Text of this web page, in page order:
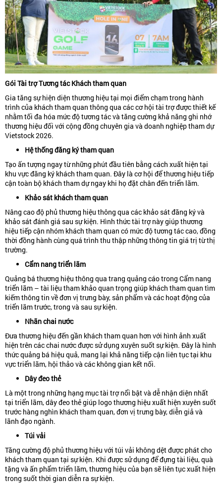
Gói Tài trợ Tương tác Khách tham quan
Gia tăng sự hiện diện thương hiệu tại mọi điểm chạm trong hành
trình của khách tham quan thông qua các cơ hội tài trợ được thiết kế
nhằm tối đa hóa mức độ tương tác và tăng cường khả năng ghi nhớ
thương hiệu đối với cộng đồng chuyên gia và doanh nghiệp tham dự
Vietstock 2026.
Hệ thống đăng ký tham quan
Tạo ấn tượng ngay từ những phút đầu tiên bằng cách xuất hiện tại
khu vực đăng ký khách tham quan. Đây là cơ hội để thương hiệu tiếp
cận toàn bộ khách tham dự ngay khi họ đặt chân đến triển lãm.
Khảo sát khách tham quan
Nâng cao độ phủ thương hiệu thông qua các khảo sát đăng ký và
khảo sát đánh giá sau sự kiện. Hình thức tài trợ này giúp thương
hiệu tiếp cận nhóm khách tham quan có mức độ tương tác cao, đồng
thời đồng hành cùng quá trình thu thập những thông tin giá trị từ thị
trường.
Cẩm nang triển lãm
Quảng bá thương hiệu thông qua trang quảng cáo trong Cẩm nang
triển lãm – tài liệu tham khảo quan trọng giúp khách tham quan tìm
kiếm thông tin về đơn vị trưng bày, sản phẩm và các hoạt động của
triển lãm trước, trong và sau sự kiện.
Nhãn chai nước
Đưa thương hiệu đến gần khách tham quan hơn với hình ảnh xuất
hiện trên các chai nước được sử dụng xuyên suốt sự kiện. Đây là hình
thức quảng bá hiệu quả, mang lại khả năng tiếp cận liên tục tại khu
vực triển lãm, hội thảo và các không gian kết nối.
Dây đeo thẻ
Là một trong những hạng mục tài trợ nổi bật và dễ nhận diện nhất
tại triển lãm, dây đeo thẻ giúp logo thương hiệu xuất hiện xuyên suốt
trước hàng nghìn khách tham quan, đơn vị trưng bày, diễn giả và
lãnh đạo ngành.
Túi vải
Tăng cường độ phủ thương hiệu với túi vải không dệt được phát cho
khách tham quan tại sự kiện. Khi được sử dụng để đựng tài liệu, quà
tặng và ấn phẩm triển lãm, thương hiệu của bạn sẽ liên tục xuất hiện
trong suốt thời gian diễn ra sự kiện.